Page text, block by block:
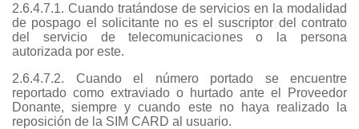
2.6.4.7.1. Cuando tratándose de servicios en la modalidad
de pospago el solicitante no es el suscriptor del contrato
del servicio de telecomunicaciones o la persona
autorizada por este.
2.6.4.7.2. Cuando el número portado se encuentre
reportado como extraviado o hurtado ante el Proveedor
Donante, siempre y cuando este no haya realizado la
reposición de la SIM CARD al usuario.